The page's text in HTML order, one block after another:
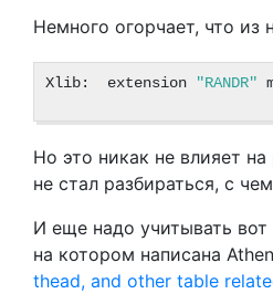
Немного огорчает, что из
Xlib:  extension "RANDR"
Но это никак не влияет на
не стал разбираться, с
И еще надо учитывать вот
на котором написана
thead, and other table